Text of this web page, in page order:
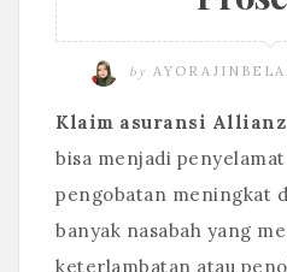
by
Klaim asuransi Allianz
bisa menjadi
pengobatan meningkat
banyak nasabah yang
keterlambatan atau